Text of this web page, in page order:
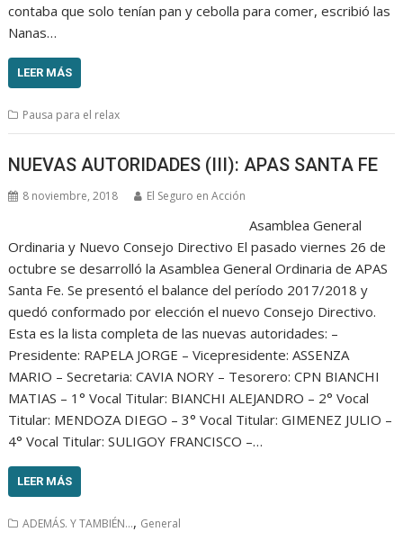
contaba que solo tenían pan y cebolla para comer, escribió las
Nanas…
LEER MÁS
Pausa para el relax
NUEVAS AUTORIDADES (III): APAS SANTA FE
8 noviembre, 2018 El Seguro en Acción
Asamblea General
Ordinaria y Nuevo Consejo Directivo El pasado viernes 26 de
octubre se desarrolló la Asamblea General Ordinaria de APAS
Santa Fe. Se presentó el balance del período 2017/2018 y
quedó conformado por elección el nuevo Consejo Directivo.
Esta es la lista completa de las nuevas autoridades: –
Presidente: RAPELA JORGE – Vicepresidente: ASSENZA
MARIO – Secretaria: CAVIA NORY – Tesorero: CPN BIANCHI
MATIAS – 1° Vocal Titular: BIANCHI ALEJANDRO – 2° Vocal
Titular: MENDOZA DIEGO – 3° Vocal Titular: GIMENEZ JULIO –
4° Vocal Titular: SULIGOY FRANCISCO –…
LEER MÁS
ADEMÁS. Y TAMBIÉN..., General